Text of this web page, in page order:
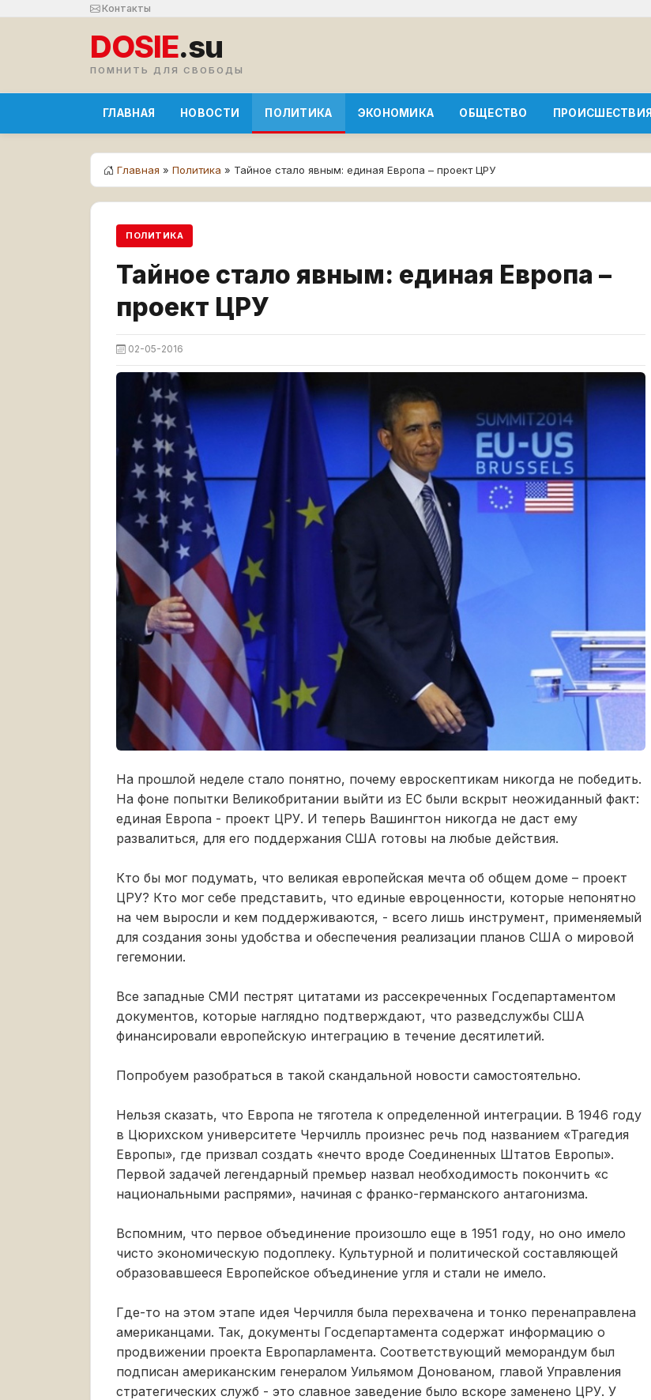
Контакты
DOSIE.su
ПОМНИТЬ ДЛЯ СВОБОДЫ
ГЛАВНАЯ НОВОСТИ ПОЛИТИКА ЭКОНОМИКА ОБЩЕСТВО ПРОИСШЕСТВИЯ
Главная » Политика » Тайное стало явным: единая Европа – проект ЦРУ
ПОЛИТИКА
Тайное стало явным: единая Европа –
проект ЦРУ
02-05-2016
На прошлой неделе стало понятно, почему евроскептикам никогда не победить.
На фоне попытки Великобритании выйти из ЕС были вскрыт неожиданный факт:
единая Европа - проект ЦРУ. И теперь Вашингтон никогда не даст ему
развалиться, для его поддержания США готовы на любые действия.
Кто бы мог подумать, что великая европейская мечта об общем доме – проект
ЦРУ? Кто мог себе представить, что единые евроценности, которые непонятно
на чем выросли и кем поддерживаются, - всего лишь инструмент, применяемый
для создания зоны удобства и обеспечения реализации планов США о мировой
гегемонии.
Все западные СМИ пестрят цитатами из рассекреченных Госдепартаментом
документов, которые наглядно подтверждают, что разведслужбы США
финансировали европейскую интеграцию в течение десятилетий.
Попробуем разобраться в такой скандальной новости самостоятельно.
Нельзя сказать, что Европа не тяготела к определенной интеграции. В 1946 году
в Цюрихском университете Черчилль произнес речь под названием «Трагедия
Европы», где призвал создать «нечто вроде Соединенных Штатов Европы».
Первой задачей легендарный премьер назвал необходимость покончить «с
национальными распрями», начиная с франко-германского антагонизма.
Вспомним, что первое объединение произошло еще в 1951 году, но оно имело
чисто экономическую подоплеку. Культурной и политической составляющей
образовавшееся Европейское объединение угля и стали не имело.
Где-то на этом этапе идея Черчилля была перехвачена и тонко перенаправлена
американцами. Так, документы Госдепартамента содержат информацию о
продвижении проекта Европарламента. Соответствующий меморандум был
подписан американским генералом Уильямом Донованом, главой Управления
стратегических служб - это славное заведение было вскоре заменено ЦРУ. У